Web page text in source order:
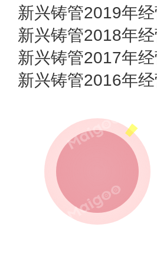
新兴铸管2019年
新兴铸管2018年
新兴铸管2017年
新兴铸管2016年